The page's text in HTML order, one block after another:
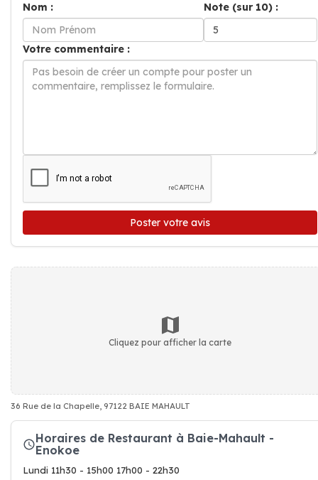
Nom :
Note (sur 10) :
Votre commentaire :
Poster votre avis
Cliquez pour afficher la carte
36 Rue de la Chapelle, 97122 BAIE MAHAULT
Horaires de Restaurant à Baie-Mahault -
Enokoe
Lundi 11h30 - 15h00 17h00 - 22h30